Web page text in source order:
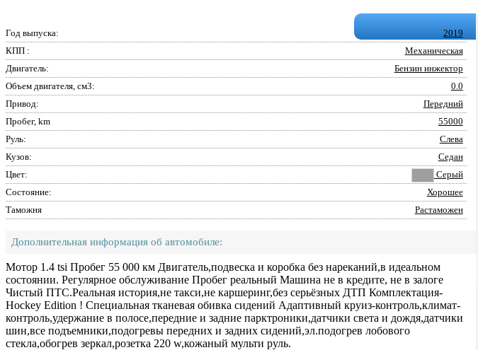
Год выпуска:
2019
КПП :
Механическая
Двигатель:
Бензин инжектор
Объем двигателя, см3:
0.0
Привод:
Передний
Пробег, km
55000
Руль:
Слева
Кузов:
Седан
Цвет:
Серый
Состояние:
Хорошее
Таможня
Растаможен
Дополнительная информация об автомобиле:
Мотор 1.4 tsi Пробег 55 000 км Двигатель,подвеска и коробка без нареканий,в идеальном
состоянии. Регулярное обслуживание Пробег реальный Машина не в кредите, не в залоге
Чистый ПТС.Реальная история,не такси,не каршеринг,без серьёзных ДТП Комплектация-
Hockey Edition ! Специальная тканевая обивка сидений Адаптивный круиз-контроль,климат-
контроль,удержание в полосе,передние и задние парктроники,датчики света и дождя,датчики
шин,все подъемники,подогревы передних и задних сидений,эл.подогрев лобового
стекла,обогрев зеркал,розетка 220 w,кожаный мульти руль.